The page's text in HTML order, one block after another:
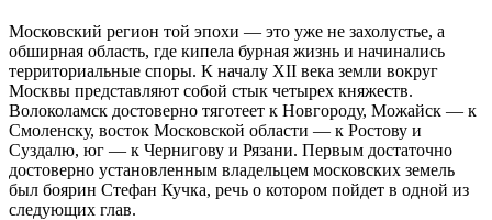
Московский регион той эпохи — это уже не захолустье, а
обширная область, где кипела бурная жизнь и начинались
территориальные споры. К началу XII века земли вокруг
Москвы представляют собой стык четырех княжеств.
Волоколамск достоверно тяготеет к Новгороду, Можайск — к
Смоленску, восток Московской области — к Ростову и
Суздалю, юг — к Чернигову и Рязани. Первым достаточно
достоверно установленным владельцем московских земель
был боярин Стефан Кучка, речь о котором пойдет в одной из
следующих глав.